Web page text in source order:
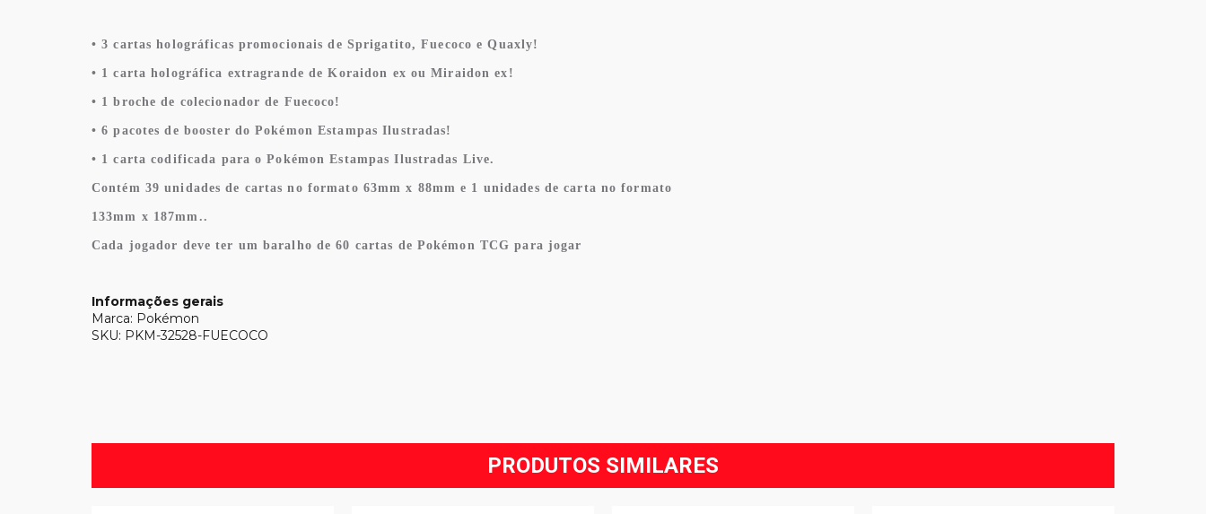
• 3 cartas holográficas promocionais de Sprigatito, Fuecoco e Quaxly!
• 1 carta holográfica extragrande de Koraidon ex ou Miraidon ex!
• 1 broche de colecionador de Fuecoco!
• 6 pacotes de booster do Pokémon Estampas Ilustradas!
• 1 carta codificada para o Pokémon Estampas Ilustradas Live.
Contém 39 unidades de cartas no formato 63mm x 88mm e 1 unidades de carta no formato
133mm x 187mm..
Cada jogador deve ter um baralho de 60 cartas de Pokémon TCG para jogar
Informações gerais
Marca: Pokémon
SKU: PKM-32528-FUECOCO
PRODUTOS SIMILARES